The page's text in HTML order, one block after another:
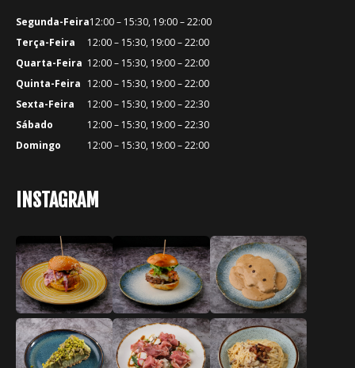
Segunda-Feira12:00 – 15:30, 19:00 – 22:00
Terça-Feira
12:00 – 15:30, 19:00 – 22:00
Quarta-Feira 12:00 – 15:30, 19:00 – 22:00
Quinta-Feira 12:00 – 15:30, 19:00 – 22:00
Sexta-Feira
12:00 – 15:30, 19:00 – 22:30
Sábado
12:00 – 15:30, 19:00 – 22:30
Domingo
12:00 – 15:30, 19:00 – 22:00
INSTAGRAM